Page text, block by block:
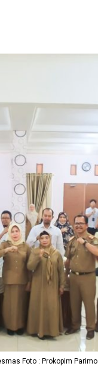
Foto : Prokopim Parimo